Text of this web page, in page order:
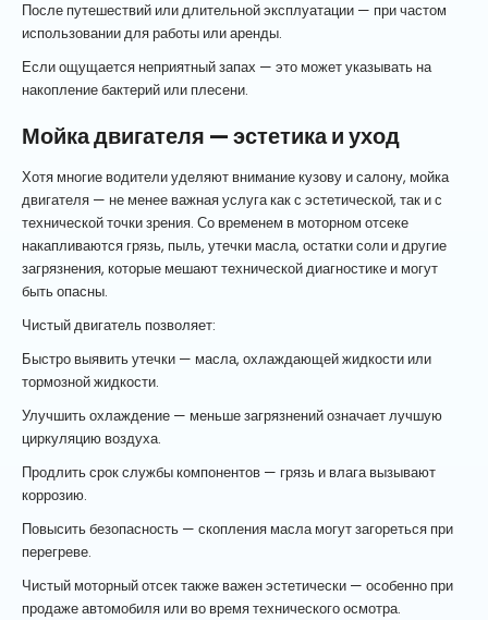
После путешествий или длительной эксплуатации — при частом
использовании для работы или аренды.
Если ощущается неприятный запах — это может указывать на
накопление бактерий или плесени.
Мойка двигателя — эстетика и уход
Хотя многие водители уделяют внимание кузову и салону, мойка
двигателя — не менее важная услуга как с эстетической, так и с
технической точки зрения. Со временем в моторном отсеке
накапливаются грязь, пыль, утечки масла, остатки соли и другие
загрязнения, которые мешают технической диагностике и могут
быть опасны.
Чистый двигатель позволяет:
Быстро выявить утечки — масла, охлаждающей жидкости или
тормозной жидкости.
Улучшить охлаждение — меньше загрязнений означает лучшую
циркуляцию воздуха.
Продлить срок службы компонентов — грязь и влага вызывают
коррозию.
Повысить безопасность — скопления масла могут загореться при
перегреве.
Чистый моторный отсек также важен эстетически — особенно при
продаже автомобиля или во время технического осмотра.